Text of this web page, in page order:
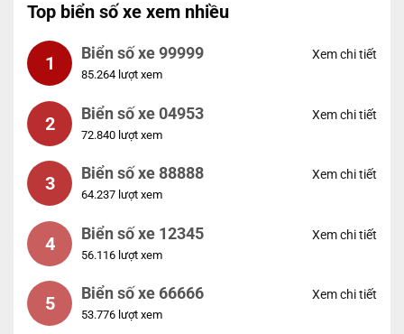
Top biển số xe xem nhiều
1 Biển số xe 99999
85.264 lượt xem
Xem chi tiết
2 Biển số xe 04953
72.840 lượt xem
Xem chi tiết
3 Biển số xe 88888
64.237 lượt xem
Xem chi tiết
4 Biển số xe 12345
56.116 lượt xem
Xem chi tiết
5 Biển số xe 66666
53.776 lượt xem
Xem chi tiết